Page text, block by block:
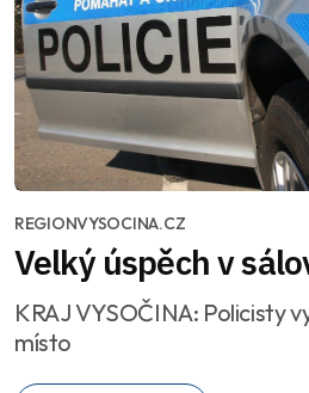
REGIONVYSOCINA.CZ
Velký úspěch v
KRAJ VYSOČINA: Policisty
místo